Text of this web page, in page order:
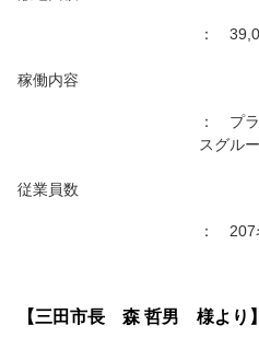
：
稼働内容
： プ
スグル
従業員数
： 207
【三田市長 森 哲男 様より】